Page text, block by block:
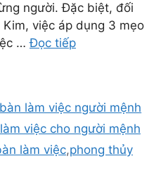
người. Đặc biệt, đối
việc áp dụng 3 mẹo
…Đọc tiếp
làm việc người mệnh
việc cho người mệnh
làm việc,phong thủy